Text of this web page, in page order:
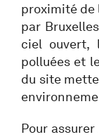
proximité de
par
ciel ouvert,
polluées et
du site
Pour